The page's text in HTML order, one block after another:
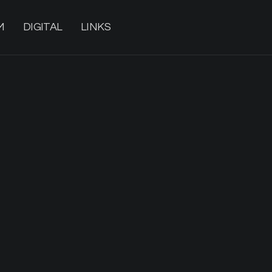
DIGITAL LINKS